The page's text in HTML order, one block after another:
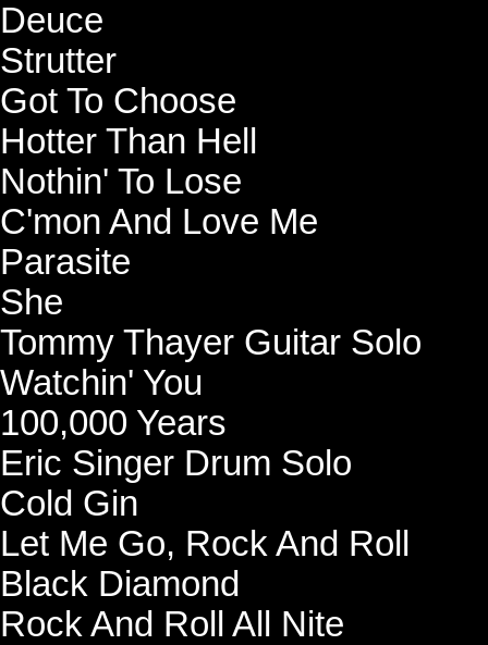
Deuce
Strutter
Got To Choose
Hotter Than Hell
Nothin' To Lose
C'mon And Love Me
Parasite
She
Tommy Thayer Guitar Solo
Watchin' You
100,000 Years
Eric Singer Drum Solo
Cold Gin
Let Me Go, Rock And Roll
Black Diamond
Rock And Roll All Nite